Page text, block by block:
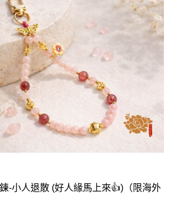
-小人退散 (好人緣馬上來👍)（限海外